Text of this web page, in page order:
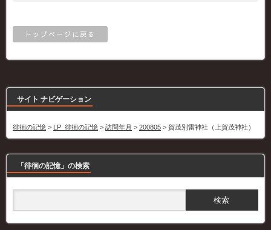
トップページに戻る
サイト ナビゲーション
徘徊の記憶 > LP_徘徊の記憶 > 訪問年月 > 200805 > 賀茂別雷神社（上賀茂神社）
「徘徊の記憶」の検索